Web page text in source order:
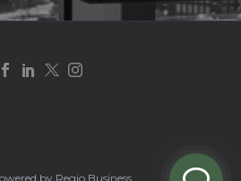
by Regio Business